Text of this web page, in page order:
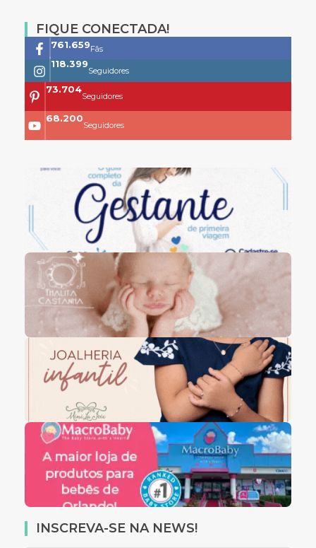
FIQUE CONECTADA!
761.659Fãs
118.399
Seguidores
73.704
Seguidores
68.200
Seguidores
INSCREVA-SE NA NEWS!